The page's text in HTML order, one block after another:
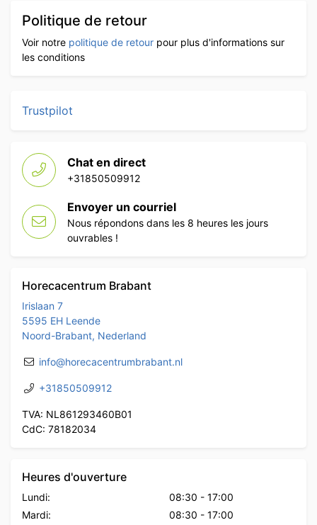
Politique de retour
Voir notre politique de retour pour plus d'informations sur
les conditions
Trustpilot
Chat en direct
+31850509912
Envoyer un courriel
Nous répondons dans les 8 heures les jours
ouvrables !
Horecacentrum Brabant
Irislaan 7
5595 EH Leende
Noord-Brabant, Nederland
info@horecacentrumbrabant.nl
+31850509912
TVA: NL861293460B01
CdC: 78182034
Heures d'ouverture
Lundi: 08:30 - 17:00
Mardi:
08:30 - 17:00